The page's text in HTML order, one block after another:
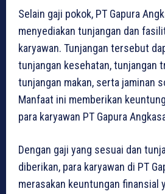
Selain gaji pokok, PT Gapura
menyediakan tunjangan dan
karyawan. Tunjangan tersebut
tunjangan kesehatan, tunjangan
tunjangan makan, serta jaminan
Manfaat ini memberikan
para karyawan PT Gapura
Dengan gaji yang sesuai dan
diberikan, para karyawan di PT
merasakan keuntungan finansial